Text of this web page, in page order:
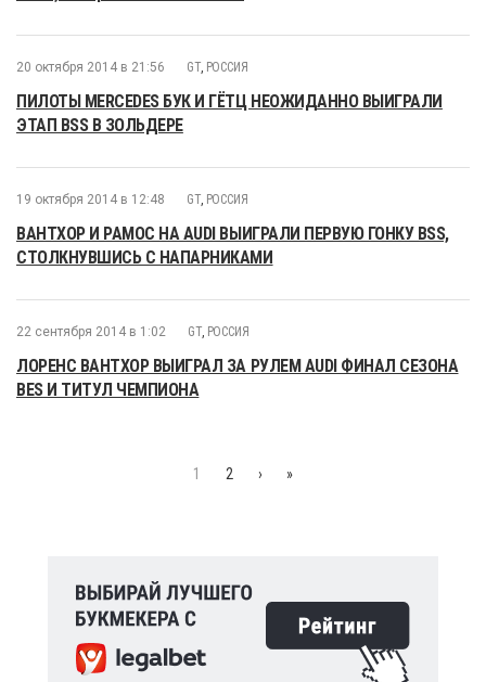
20 октября 2014 в 21:56 GT, РОССИЯ
ПИЛОТЫ MERCEDES БУК И ГЁТЦ НЕОЖИДАННО ВЫИГРАЛИ
ЭТАП BSS В ЗОЛЬДЕРЕ
19 октября 2014 в 12:48 GT, РОССИЯ
ВАНТХОР И РАМОС НА AUDI ВЫИГРАЛИ ПЕРВУЮ ГОНКУ BSS,
СТОЛКНУВШИСЬ С НАПАРНИКАМИ
22 сентября 2014 в 1:02 GT, РОССИЯ
ЛОРЕНС ВАНТХОР ВЫИГРАЛ ЗА РУЛЕМ AUDI ФИНАЛ СЕЗОНА
BES И ТИТУЛ ЧЕМПИОНА
1 2 › »